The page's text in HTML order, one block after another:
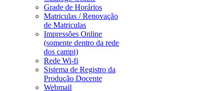
Grade de Horários
Matriculas / Renovação
de Matriculas
Impressões Online
(somente dentro da rede
dos campi)
Rede Wi-fi
Sistema de Registro da
Produção Docente
Webmail